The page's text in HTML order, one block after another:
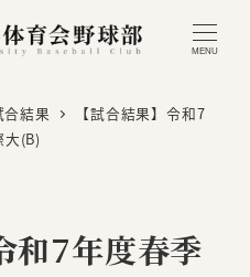
MENU
合結果
【試合結果】令和7
(B)
和7年度春季